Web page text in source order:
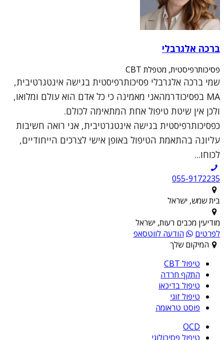
ברכה אלגרבלי
פסיכותרפיסטית, מטפלת CBT
שמי ברכה אלגרבלי פסיכותרפיסטית בגישה אינטגרטיבית,
MA בפסיכודרמהאני מאמינה כי כל אדם הוא עולם ומלואו,
ולכן אין שיטת טיפול אחת המתאימה לכולם.
כפסיכותרפיסטית בגישה אינטגרטיבית, אני רואה חשיבות
עליונה בהתאמת הטיפול באופן אישי לצרכים הייחודיים,
לכוחו...
055-9172235
בית שמש, ישראל
מודיעין מכבים רעות, ישראל
לפרטים
הודעה לווטסאפ
המיקום שלך
טיפול CBT
התקף חרדה
טיפול בדיכאו
טיפול זוגי
פוסט טראומה
OCD
טיפול פסיכולוגי